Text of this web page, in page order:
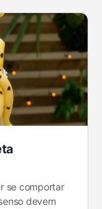
se comportar
devem